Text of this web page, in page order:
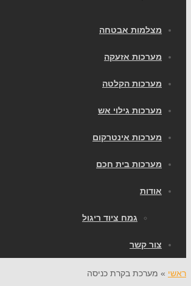
מצלמות אבטחה
מערכות אזעקה
מערכות הקלטה
מערכות גילוי אש
מערכות אינטרקום
מערכות בית חכם
אודות
גמח ציוד ריגול
צור קשר
ראשי » מערכת בקרת כניסה